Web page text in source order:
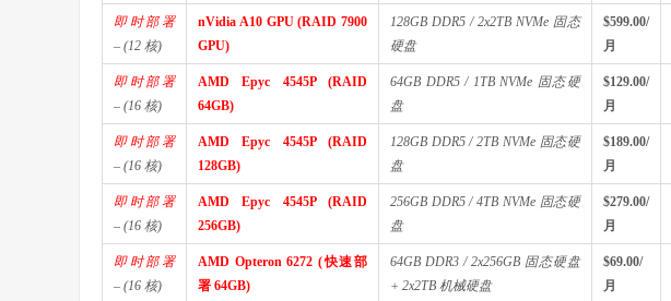
即时部署
– (12 核)
nVidia A10 GPU (RAID 7900
GPU)
128GB DDR5 / 2x2TB NVMe 固态
硬盘
$599.00/
月
即时部署
– (16 核)
AMD Epyc 4545P (RAID
64GB)
64GB DDR5 / 1TB NVMe 固态硬
盘
$129.00/
月
即时部署
– (16 核)
AMD Epyc 4545P (RAID
128GB)
128GB DDR5 / 2TB NVMe 固态硬
盘
$189.00/
月
即时部署
– (16 核)
AMD Epyc 4545P (RAID
256GB)
256GB DDR5 / 4TB NVMe 固态硬
盘
$279.00/
月
即时部署
– (16 核)
AMD Opteron 6272 (快速部
署 64GB)
64GB DDR3 / 2x256GB 固态硬盘
+ 2x2TB 机械硬盘
$69.00/
月